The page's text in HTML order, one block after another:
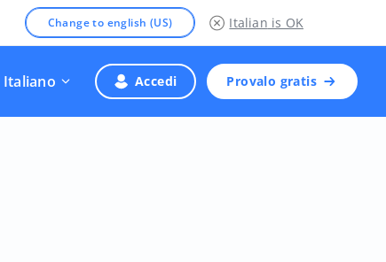
Change to english (US) Italian is OK
Italiano Accedi Provalo gratis